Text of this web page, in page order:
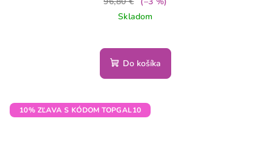
Skladom
Do košíka
10% ZĽAVA S KÓDOM TOPGAL10